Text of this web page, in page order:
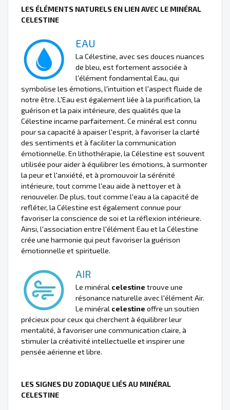
LES ÉLÉMENTS NATURELS EN LIEN AVEC LE MINÉRAL
CELESTINE
EAU
La Célestine, avec ses douces nuances
de bleu, est fortement associée à
l'élément fondamental Eau, qui
symbolise les émotions, l'intuition et l'aspect fluide de
notre être. L'Eau est également liée à la purification, la
guérison et la paix intérieure, des qualités que la
Célestine incarne parfaitement. Ce minéral est connu
pour sa capacité à apaiser l'esprit, à favoriser la clarté
des sentiments et à faciliter la communication
émotionnelle. En lithothérapie, la Célestine est souvent
utilisée pour aider à équilibrer les émotions, à surmonter
la peur et l'anxiété, et à promouvoir la sérénité
intérieure, tout comme l'eau aide à nettoyer et à
renouveler. De plus, tout comme l'eau a la capacité de
refléter, la Célestine est également connue pour
favoriser la conscience de soi et la réflexion intérieure.
Ainsi, l'association entre l'élément Eau et la Célestine
crée une harmonie qui peut favoriser la guérison
émotionnelle et spirituelle.
AIR
Le minéral celestine trouve une
résonance naturelle avec l'élément Air.
Le minéral celestine offre un soutien
précieux pour ceux qui cherchent à équilibrer leur
mentalité, à favoriser une communication claire, à
stimuler la créativité intellectuelle et inspirer une
pensée aérienne et libre.
LES SIGNES DU ZODIAQUE LIÉS AU MINÉRAL
CELESTINE